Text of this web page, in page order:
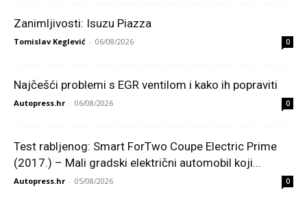
Zanimljivosti: Isuzu Piazza
Tomislav Keglević - 06/08/2026 0
Najčešći problemi s EGR ventilom i kako ih popraviti
Autopress.hr - 06/08/2026 0
Test rabljenog: Smart ForTwo Coupe Electric Prime
(2017.) – Mali gradski električni automobil koji...
Autopress.hr - 05/08/2026 0